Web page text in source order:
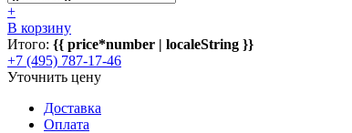
+
В корзину
Итого: {{ price*number | localeString }}
+7 (495) 787-17-46
Уточнить цену
Доставка
Оплата